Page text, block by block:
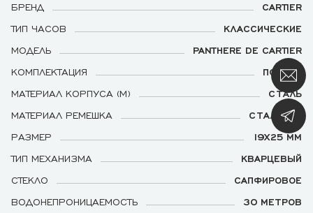
БРЕНД
CARTIER
ТИП ЧАСОВ
КЛАССИЧЕСКИЕ
МОДЕЛЬ
PANTHERE DE CARTIER
КОМПЛЕКТАЦИЯ
ПОЛНАЯ
МАТЕРИАЛ КОРПУСА (М)
СТАЛЬ
МАТЕРИАЛ РЕМЕШКА
СТАЛЬНОЙ
РАЗМЕР
19Х25 ММ
ТИП МЕХАНИЗМА
КВАРЦЕВЫЙ
СТЕКЛО
САПФИРОВОЕ
ВОДОНЕПРОНИЦАЕМОСТЬ
30 МЕТРОВ